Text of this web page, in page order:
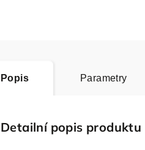
Popis Parametry
Detailní popis produktu